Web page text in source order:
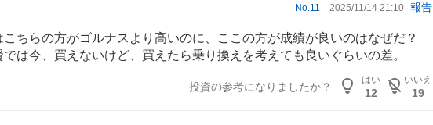
No. 11 2025/11/14 21:10 報告
こちらの方がゴルナスより高いのに、ここの方が成績が良いのはなぜだ？
では今、買えないけど、買えたら乗り換えを考えても良いぐらいの差。
投資の参考になりましたか？
はい
12
いいえ
19